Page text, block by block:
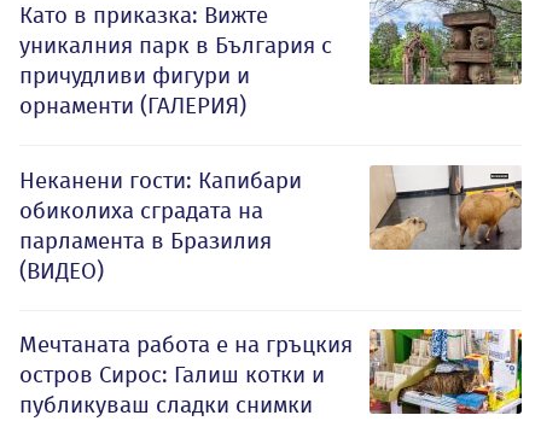
Като в приказка: Вижте
уникалния парк в България с
причудливи фигури и
орнаменти (ГАЛЕРИЯ)
Неканени гости: Капибари
обиколиха сградата на
парламента в Бразилия
(ВИДЕО)
Мечтаната работа е на гръцкия
остров Сирос: Галиш котки и
публикуваш сладки снимки